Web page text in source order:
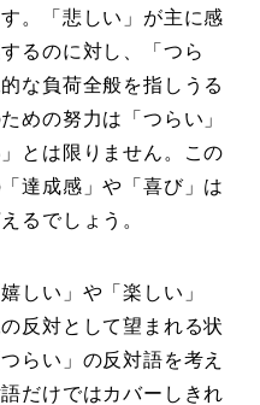
。「悲しい」が主に感
るのに対し、「つら
な負荷全般を指しうる
めの努力は「つらい」
とは限りません。この
達成感」や「喜び」は
るでしょう。
しい」や「楽しい」
反対として望まれる状
らい」の反対語を考え
だけではカバーしきれ